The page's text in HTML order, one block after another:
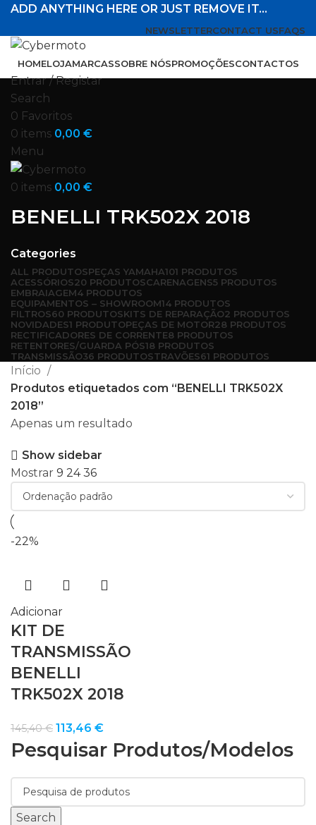
ADD ANYTHING HERE OR JUST REMOVE IT…
NEWSLETTERCONTACT USFAQS
HOMELOJAMARCASSOBRE NÓSPROMOÇÕESCONTACTOS
Entrar / Registar
Search
0 Favoritos
0 items 0,00 €
Menu
0 items 0,00 €
BENELLI TRK502X 2018
Categories
ALL PRODUTOSPEÇAS YAMAHA101 PRODUTOS
ACESSÓRIOS20 PRODUTOSCARENAGENS5 PRODUTOS
EMBRAIAGEM4 PRODUTOS
EQUIPAMENTOS – SHOWROOM14 PRODUTOS
FILTROS60 PRODUTOSKITS DE REPARAÇÃO2 PRODUTOS
NOVIDADES1 PRODUTOPEÇAS DE MOTOR28 PRODUTOS
RECTIFICADORES DE CORRENTE8 PRODUTOS
RETENTORES/GUARDA PÓS18 PRODUTOS
TRANSMISSÃO36 PRODUTOSTRAVÕES61 PRODUTOS
Pesquisar Produtos/modelos
Search
Início
Produtos etiquetados com “BENELLI TRK502X
2018”
Apenas um resultado
Show sidebar
Mostrar 9 2436
-22%
Adicionar
KIT DE
TRANSMISSÃO
BENELLI
TRK502X 2018
145,40€ O
preço
original
era:
145,40 €.
113,46 €O
preço
é:
113,46 €.